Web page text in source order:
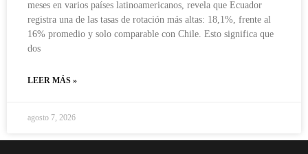
meses en varios países latinoamericanos, revela que Ecuador
registra una de las tasas de rotación más altas: 18,1%, frente al
16% promedio y solo comparable con Chile. Esto significa que
dos
LEER MÁS »
agosto 7, 2026